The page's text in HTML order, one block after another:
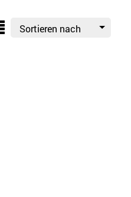
Sortieren nach